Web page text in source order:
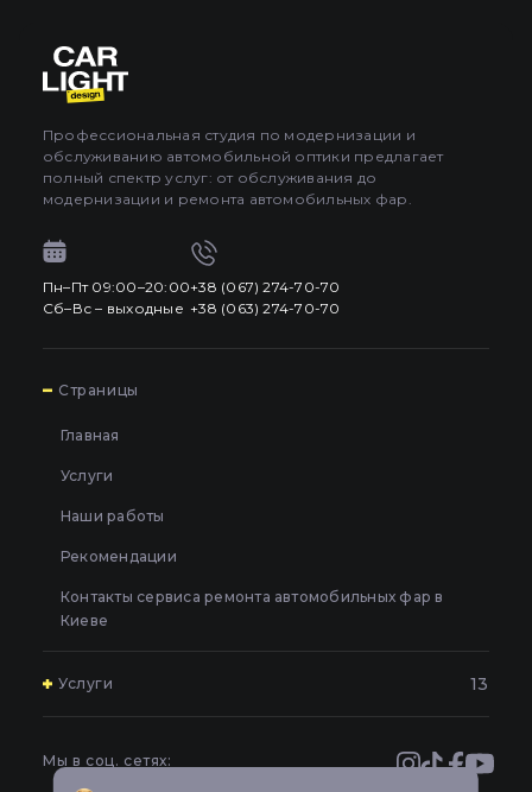
Профессиональная студия по модернизации и
обслуживанию автомобильной оптики предлагает
полный спектр услуг: от обслуживания до
модернизации и ремонта автомобильных фар.
Пн–Пт 09:00–20:00
Сб–Вс – выходные
+38 (067) 274-70-70
+38 (063) 274-70-70
Страницы
Главная
Услуги
Наши работы
Рекомендации
Контакты сервиса ремонта автомобильных фар в
Киеве
Услуги 13
Оклейка и бронирование фар защитной пленкой в
Киеве
Мы в соц. сетях: